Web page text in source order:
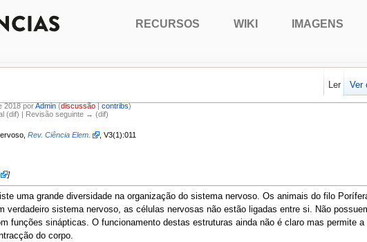
2018 porAdmin (discussão|contribs)
(dif) | Revisão seguinte → (dif)
Rev. Ciência Elem.
, V3(1):011
]
uma grande diversidade na organização do sistema nervoso. Os animais do filo
verdadeiro sistema nervoso, as células nervosas não estão ligadas entre si. Não
funções sinápticas. O funcionamento destas estruturas ainda não é claro mas permite
do corpo.
RECURSOS WIKI IMAGENS
Ler Ver